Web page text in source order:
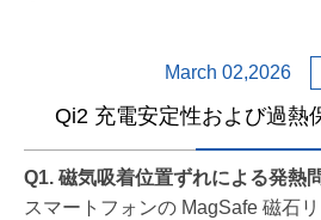
March 02,2026
Qi2 充電安定性および過熱
Q1. 磁気吸着位置ずれによる発熱
スマートフォンの MagSafe 磁石